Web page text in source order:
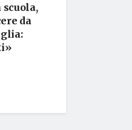
scuola,
da